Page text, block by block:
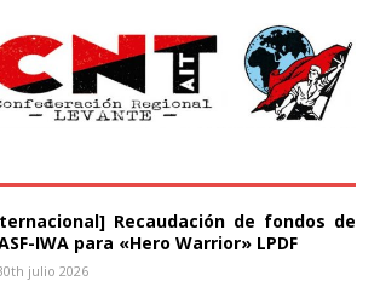
Recaudación de fondos de
IWA para «Hero Warrior» LPDF
julio 2026